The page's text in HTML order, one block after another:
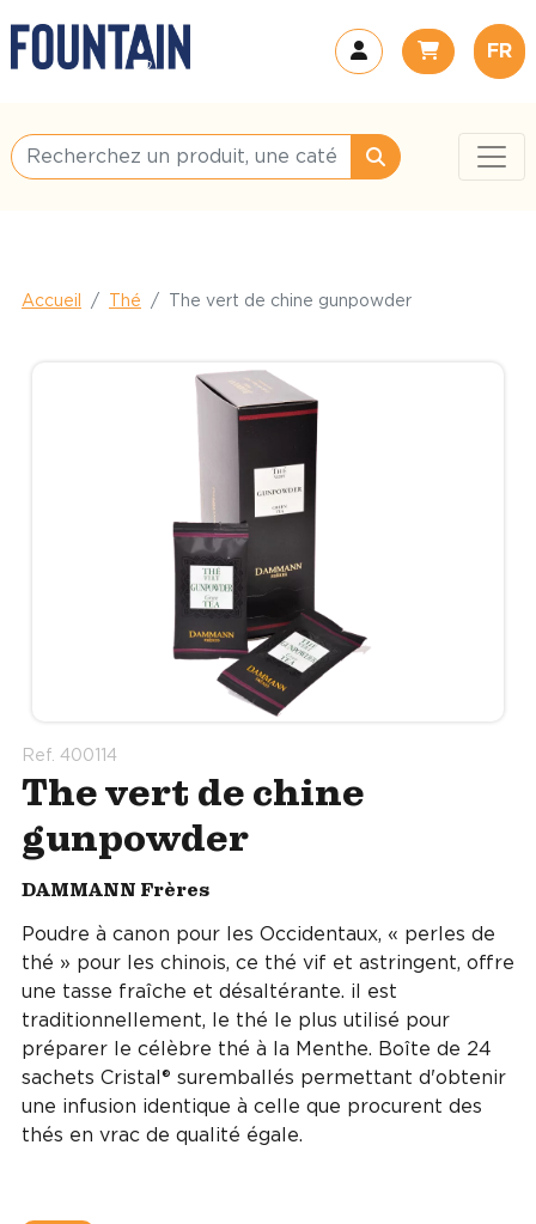
FR
Accueil Thé The vert de chine gunpowder
Ref. 400114
The vert de chine
gunpowder
DAMMANN Frères
Poudre à canon pour les Occidentaux, « perles de
thé » pour les chinois, ce thé vif et astringent, offre
une tasse fraîche et désaltérante. il est
traditionnellement, le thé le plus utilisé pour
préparer le célèbre thé à la Menthe. Boîte de 24
sachets Cristal® suremballés permettant d'obtenir
une infusion identique à celle que procurent des
thés en vrac de qualité égale.